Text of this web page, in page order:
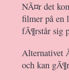
NÃ¤r det
filmer på en
fÃ¶rstår sig
Alternativet
och kan